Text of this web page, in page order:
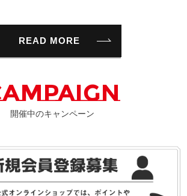
READ MORE
開催中のキャンペーン